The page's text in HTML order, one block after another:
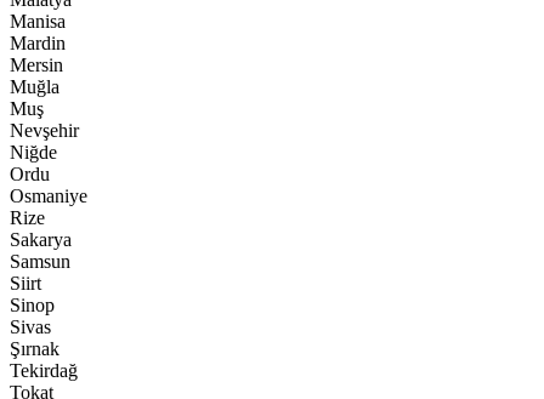
Manisa
Mardin
Mersin
Muğla
Muş
Nevşehir
Niğde
Ordu
Osmaniye
Rize
Sakarya
Samsun
Siirt
Sinop
Sivas
Şırnak
Tekirdağ
Tokat